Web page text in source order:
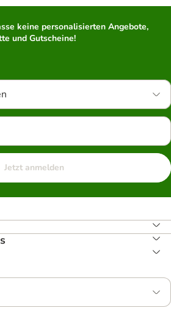
keine personalisierten Angebote,
und Gutscheine!
Jetzt anmelden